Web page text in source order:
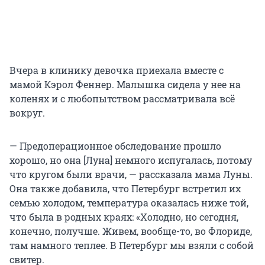
Вчера в клинику девочка приехала вместе с
мамой Кэрол Феннер. Малышка сидела у нее на
коленях и с любопытством рассматривала всё
вокруг.
— Предоперационное обследование прошло
хорошо, но она [Луна] немного испугалась, потому
что кругом были врачи, — рассказала мама Луны.
Она также добавила, что Петербург встретил их
семью холодом, температура оказалась ниже той,
что была в родных краях: «Холодно, но сегодня,
конечно, получше. Живем, вообще-то, во Флориде,
там намного теплее. В Петербург мы взяли с собой
свитер.